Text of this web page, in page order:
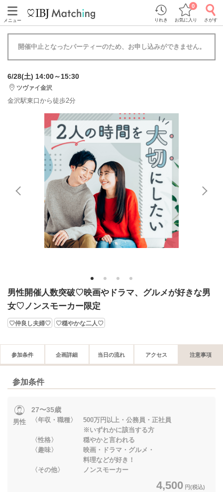
メニュー りれき お気に入り
0
さがす
開催中止となったパーティーのため、お申し込みができません。
6/28(土) 14:00～15:30
ツヴァイ金沢
金沢駅東口から徒歩2分
1 2 3 4
男性開催人数突破♡映画やドラマ、グルメが好きな男
女♡ノンスモーカー限定
♡仲良し夫婦♡ ♡穏やかな二人♡
参加条件 企画詳細 当日の流れ アクセス 注意事項
参加条件
男性
27〜35歳
〈年収・職種〉 500万円以上・公務員・正社員
※いずれかに該当する方
〈性格〉 穏やかと言われる
〈趣味〉 映画・ドラマ・グルメ・
料理などが好き！
〈その他〉 ノンスモーカー
4,500 円(税込)